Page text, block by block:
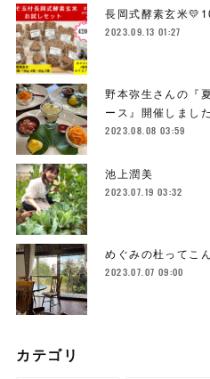
長岡式酵素玄米
2023.09.13 01:27
野本弥生さんの『
ース』開催しました
2023.08.08 03:59
池上潤美
2023.07.19 03:32
めぐみの杜ってこ
2023.07.07 09:00
カテゴリ